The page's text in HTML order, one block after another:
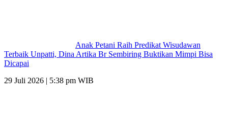
Anak Petani Raih Predikat Wisudawan
Terbaik Unpatti, Dina Artika Br Sembiring Buktikan Mimpi Bisa
Dicapai
29 Juli 2026 | 5:38 pm WIB